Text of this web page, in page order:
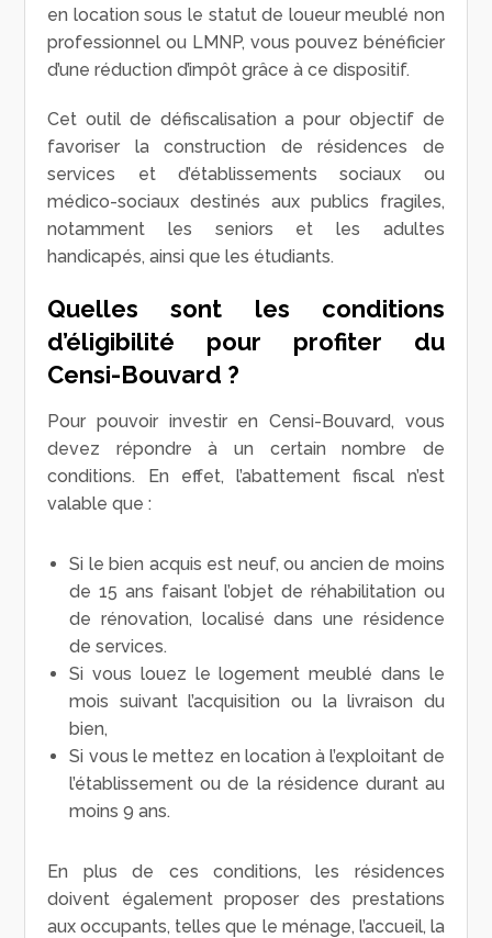
en location sous le statut de loueur meublé non
professionnel ou LMNP, vous pouvez bénéficier
d’une réduction d’impôt grâce à ce dispositif.
Cet outil de défiscalisation a pour objectif de
favoriser la construction de résidences de
services et d’établissements sociaux ou
médico-sociaux destinés aux publics fragiles,
notamment les seniors et les adultes
handicapés, ainsi que les étudiants.
Quelles sont les conditions
d’éligibilité pour profiter du
Censi-Bouvard ?
Pour pouvoir investir en Censi-Bouvard, vous
devez répondre à un certain nombre de
conditions. En effet, l’abattement fiscal n’est
valable que :
Si le bien acquis est neuf, ou ancien de moins
de 15 ans faisant l’objet de réhabilitation ou
de rénovation, localisé dans une résidence
de services.
Si vous louez le logement meublé dans le
mois suivant l’acquisition ou la livraison du
bien,
Si vous le mettez en location à l’exploitant de
l’établissement ou de la résidence durant au
moins 9 ans.
En plus de ces conditions, les résidences
doivent également proposer des prestations
aux occupants, telles que le ménage, l’accueil, la